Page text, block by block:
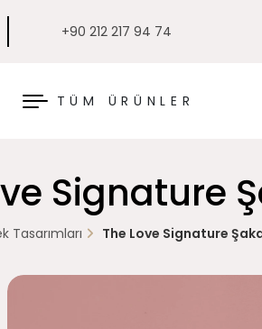
+90 212 217 94 74
TÜM ÜRÜNLER
Signature
Tasarımları The Love Signature